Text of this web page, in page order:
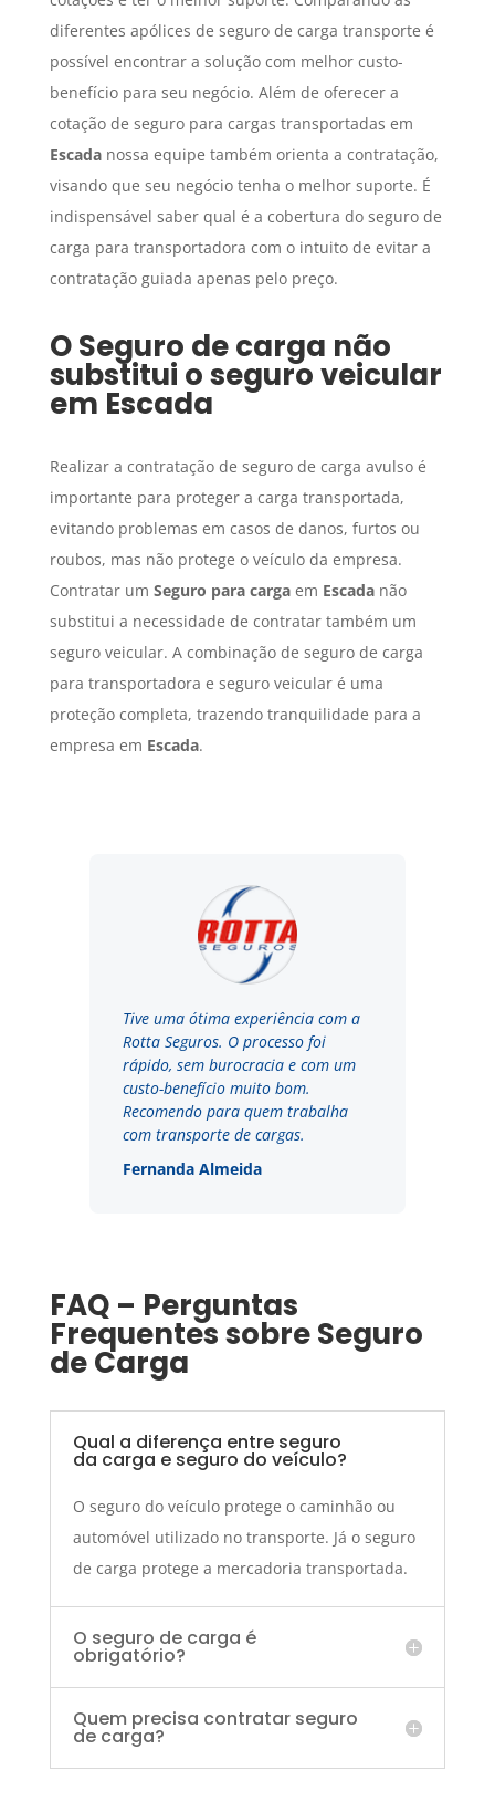
diferentes apólices de seguro de carga transporte é
possível encontrar a solução com melhor custo-
benefício para seu negócio. Além de oferecer a
cotação de seguro para cargas transportadas em
Escadanossa equipe também orienta a contratação,
visando que seu negócio tenha o melhor suporte. É
indispensável saber qual é a cobertura do seguro de
carga para transportadora com o intuito de evitar a
contratação guiada apenas pelo preço.
OSeguro de carga não
substitui o seguro veicular
em Escada
Realizar a contratação de seguro de carga avulso é
importante para proteger a carga transportada,
evitando problemas em casos de danos, furtos ou
roubos, mas não protege o veículo da empresa.
Contratar um Seguro para cargaem Escadanão
substitui a necessidade de contratar também um
seguro veicular. A combinação de seguro de carga
para transportadora e seguro veicular é uma
proteção completa, trazendo tranquilidade para a
empresa em Escada.
Tive uma ótima experiência com a
Rotta Seguros. O processo foi
rápido, sem burocracia e com um
custo-benefício muito bom.
Recomendo para quem trabalha
com transporte de cargas.
Fernanda Almeida
FAQ – Perguntas
Frequentes sobre Seguro
de Carga
Qual a diferença entre seguro
da carga e seguro do veículo?
O seguro do veículo protege o caminhão ou
automóvel utilizado no transporte. Já o seguro
de carga protege a mercadoria transportada.
O seguro de carga é
obrigatório?
Quem precisa contratar seguro
de carga?